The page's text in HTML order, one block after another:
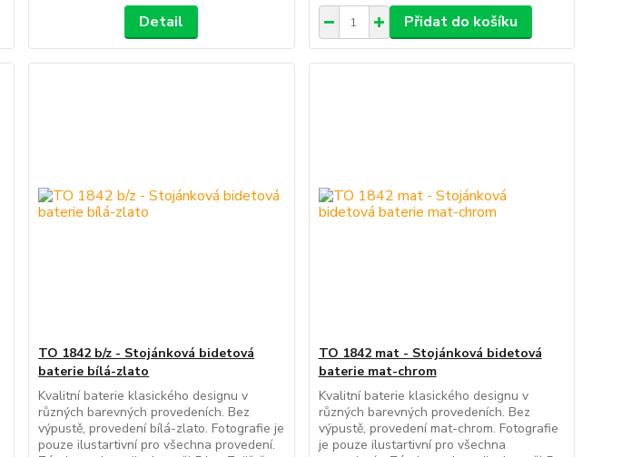
Detail Přidat do košíku
TO 1842 b/z - Stojánková bidetová
baterie bílá-zlato
Kvalitní baterie klasického designu v
různých barevných provedeních. Bez
výpustě, provedení bílá-zlato. Fotografie je
pouze ilustartivní pro všechna provedení.
TO 1842 mat - Stojánková bidetová
baterie mat-chrom
Kvalitní baterie klasického designu v
různých barevných provedeních. Bez
výpustě, provedení mat-chrom. Fotografie
je pouze ilustartivní pro všechna